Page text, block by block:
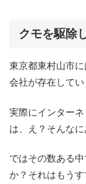
クモを駆除
東京都東村山市
会社が存在してい
実際にインター
は、え？そんな
ではその数ある
か？それはもう